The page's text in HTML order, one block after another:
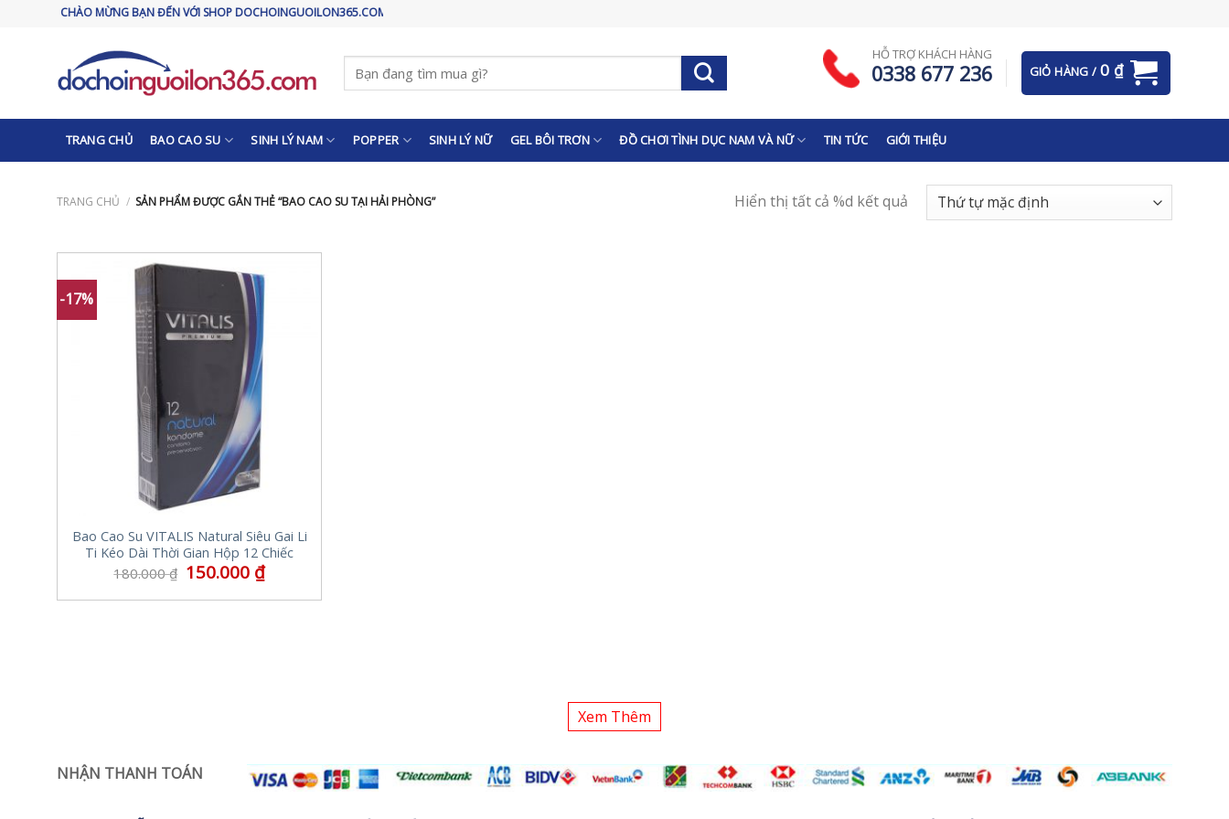
CHÀO MỪNG BẠN ĐẾN VỚI SHOP DOCHOINGUOILON365.COM
Tìm
kiếm:
HỖ TRỢ KHÁCH HÀNG
0338 677 236 GIỎ HÀNG / 0 ₫
TRANG CHỦ BAO CAO SU SINH LÝ NAM POPPER SINH LÝ NỮ GEL BÔI TRƠN ĐỒ CHƠI TÌNH DỤC NAM VÀ NỮ TIN TỨC GIỚI THIỆU
TRANG CHỦ / SẢN PHẨM ĐƯỢC GẮN THẺ “BAO CAO SU TẠI HẢI PHÒNG” Hiển thị tất cả %d kết quả
-17%
Bao Cao Su VITALIS Natural Siêu Gai Li
Ti Kéo Dài Thời Gian Hộp 12 Chiếc
180.000₫ 150.000 ₫
Xem Thêm
NHẬN THANH TOÁN